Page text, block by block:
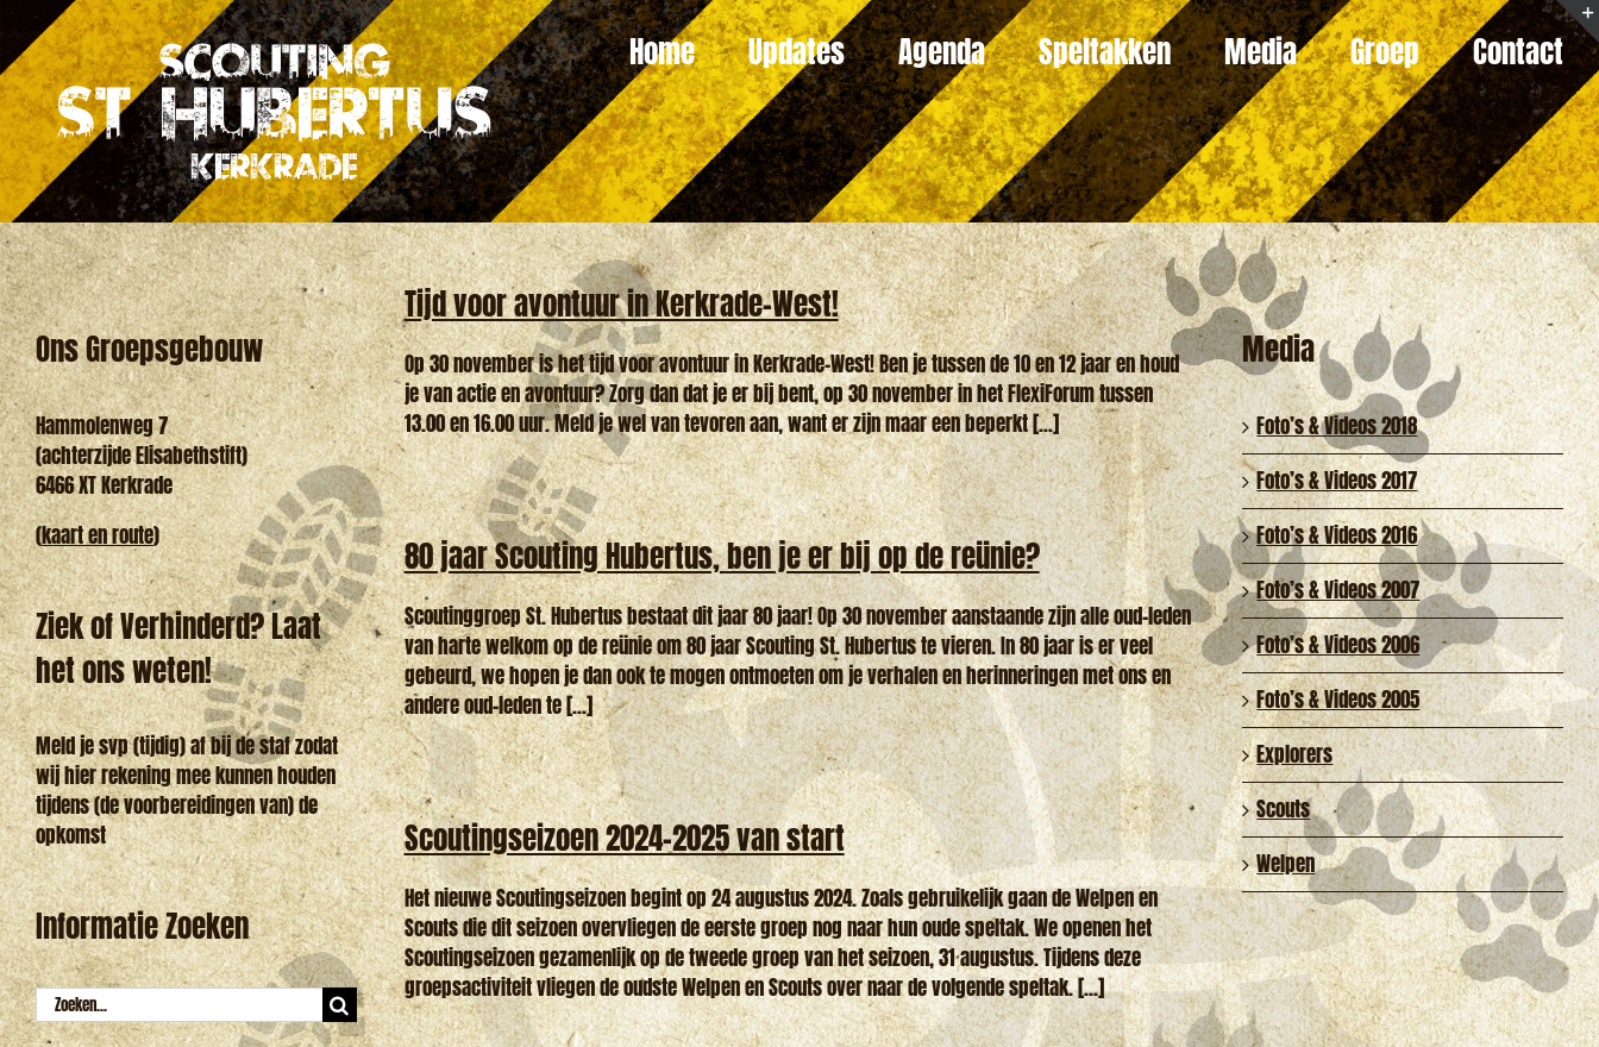
naar
inhoud
Home Updates Agenda Speltakken Media Groep Contact
Tijd voor avontuur in Kerkrade-West!
Op 30 november is het tijd voor avontuur in Kerkrade-West! Ben je tussen de 10 en 12 jaar en houd
je van actie en avontuur? Zorg dan dat je er bij bent, op 30 november in het FlexiForum tussen
13.00 en 16.00 uur. Meld je wel van tevoren aan, want er zijn maar een beperkt [...]
80 jaar Scouting Hubertus, ben je er bij op de reünie?
Scoutinggroep St. Hubertus bestaat dit jaar 80 jaar! Op 30 november aanstaande zijn alle oud-leden
van harte welkom op de reünie om 80 jaar Scouting St. Hubertus te vieren. In 80 jaar is er veel
gebeurd, we hopen je dan ook te mogen ontmoeten om je verhalen en herinneringen met ons en
andere oud-leden te [...]
Scoutingseizoen 2024-2025 van start
Het nieuwe Scoutingseizoen begint op 24 augustus 2024. Zoals gebruikelijk gaan de Welpen en
Scouts die dit seizoen overvliegen de eerste groep nog naar hun oude speltak. We openen het
Scoutingseizoen gezamenlijk op de tweede groep van het seizoen, 31 augustus. Tijdens deze
groepsactiviteit vliegen de oudste Welpen en Scouts over naar de volgende speltak. [...]
Ons Groepsgebouw
Hammolenweg 7
(achterzijde Elisabethstift)
6466 XT Kerkrade
(kaart en route)
Ziek of Verhinderd? Laat
het ons weten!
Meld je svp (tijdig) af bij de staf zodat
wij hier rekening mee kunnen houden
tijdens (de voorbereidingen van) de
opkomst
Informatie Zoeken
Zoeken
naar:
Media
Foto’s & Videos 2018
Foto’s & Videos 2017
Foto’s & Videos 2016
Foto’s & Videos 2007
Foto’s & Videos 2006
Foto’s & Videos 2005
Explorers
Scouts
Welpen